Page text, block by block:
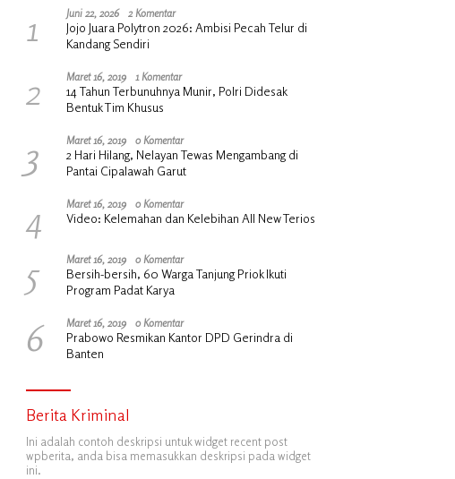
1 Juni 22, 2026 2 Komentar
Jojo Juara Polytron 2026: Ambisi Pecah Telur di
Kandang Sendiri
2 Maret 16, 2019 1 Komentar
14 Tahun Terbunuhnya Munir, Polri Didesak
Bentuk Tim Khusus
3 Maret 16, 2019 0 Komentar
2 Hari Hilang, Nelayan Tewas Mengambang di
Pantai Cipalawah Garut
4 Maret 16, 2019 0 Komentar
Video: Kelemahan dan Kelebihan All New Terios
5 Maret 16, 2019 0 Komentar
Bersih-bersih, 60 Warga Tanjung Priok Ikuti
Program Padat Karya
6 Maret 16, 2019 0 Komentar
Prabowo Resmikan Kantor DPD Gerindra di
Banten
Berita Kriminal
Ini adalah contoh deskripsi untuk widget recent post
wpberita, anda bisa memasukkan deskripsi pada widget
ini.